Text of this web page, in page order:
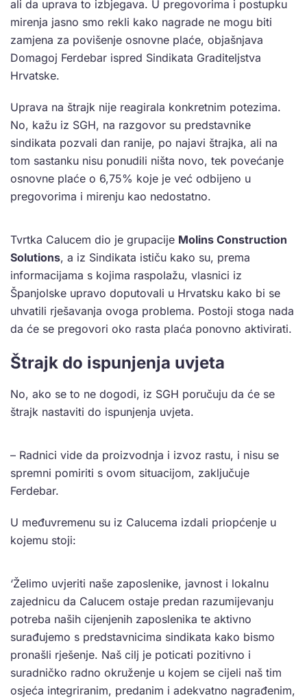
ali da uprava to izbjegava. U pregovorima i postupku
mirenja jasno smo rekli kako nagrade ne mogu biti
zamjena za povišenje osnovne plaće, objašnjava
Domagoj Ferdebar ispred Sindikata Graditeljstva
Hrvatske.
Uprava na štrajk nije reagirala konkretnim potezima.
No, kažu iz SGH, na razgovor su predstavnike
sindikata pozvali dan ranije, po najavi štrajka, ali na
tom sastanku nisu ponudili ništa novo, tek povećanje
osnovne plaće o 6,75% koje je već odbijeno u
pregovorima i mirenju kao nedostatno.
Tvrtka Calucem dio je grupacije Molins Construction
Solutions, a iz Sindikata ističu kako su, prema
informacijama s kojima raspolažu, vlasnici iz
Španjolske upravo doputovali u Hrvatsku kako bi se
uhvatili rješavanja ovoga problema. Postoji stoga nada
da će se pregovori oko rasta plaća ponovno aktivirati.
Štrajk do ispunjenja uvjeta
No, ako se to ne dogodi, iz SGH poručuju da će se
štrajk nastaviti do ispunjenja uvjeta.
– Radnici vide da proizvodnja i izvoz rastu, i nisu se
spremni pomiriti s ovom situacijom, zaključuje
Ferdebar.
U međuvremenu su iz Calucema izdali priopćenje u
kojemu stoji:
‘Želimo uvjeriti naše zaposlenike, javnost i lokalnu
zajednicu da Calucem ostaje predan razumijevanju
potreba naših cijenjenih zaposlenika te aktivno
surađujemo s predstavnicima sindikata kako bismo
pronašli rješenje. Naš cilj je poticati pozitivno i
suradničko radno okruženje u kojem se cijeli naš tim
osjeća integriranim, predanim i adekvatno nagrađenim,